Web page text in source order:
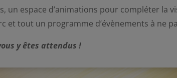
un espace d’animations pour compléter la
et tout un programme d’évènements à ne
y êtes attendus !